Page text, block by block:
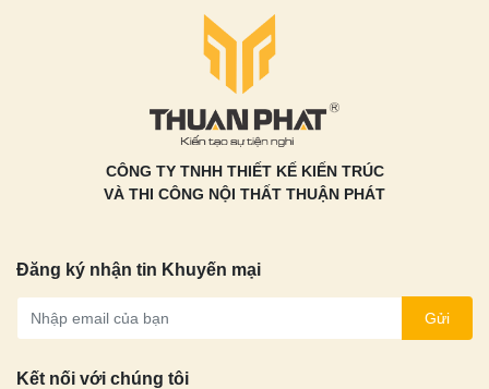
CÔNG TY TNHH THIẾT KẾ KIẾN TRÚC
VÀ THI CÔNG NỘI THẤT THUẬN PHÁT
Đăng ký nhận tin Khuyến mại
Gửi
Kết nối với chúng tôi
Đăng ký khảo sát – Thiết
kế miễn phí
Vui lòng điền thông tin để nhận tư vấn miễn phí
Loại tủ bếp quan tâm?
Tủ Bếp Inox